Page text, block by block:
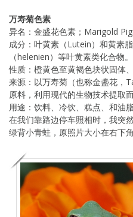
万寿菊色素
异名：金盛花色素；Marigold
成分：叶黄素（Lutein）和黄素
（helenien）等叶黄素类化合物。
性质：橙黄色至黄褐色块状固体
来源：以万寿菊（也称金盏花，
原料，利用现代的生物技术提取
用途：饮料、冷饮、糕点、和油
在我们靠路边停车照相时，我突
绿背小青蛙，原照片大小在右下角